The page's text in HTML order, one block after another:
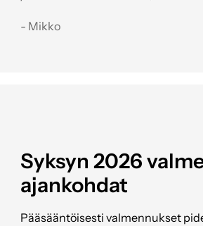
- Mikko
Syksyn 2026
ajankohdat
Pääsääntöisesti valmennukset